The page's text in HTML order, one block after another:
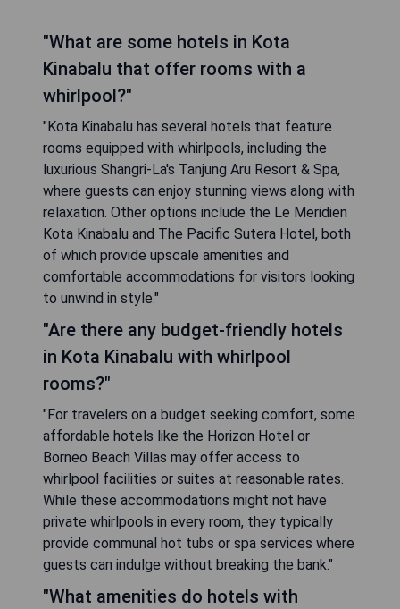
"What are some hotels in Kota
Kinabalu that offer rooms with a
whirlpool?"
"Kota Kinabalu has several hotels that feature
rooms equipped with whirlpools, including the
luxurious Shangri-La's Tanjung Aru Resort & Spa,
where guests can enjoy stunning views along with
relaxation. Other options include the Le Meridien
Kota Kinabalu and The Pacific Sutera Hotel, both
of which provide upscale amenities and
comfortable accommodations for visitors looking
to unwind in style."
"Are there any budget-friendly hotels
in Kota Kinabalu with whirlpool
rooms?"
"For travelers on a budget seeking comfort, some
affordable hotels like the Horizon Hotel or
Borneo Beach Villas may offer access to
whirlpool facilities or suites at reasonable rates.
While these accommodations might not have
private whirlpools in every room, they typically
provide communal hot tubs or spa services where
guests can indulge without breaking the bank."
"What amenities do hotels with